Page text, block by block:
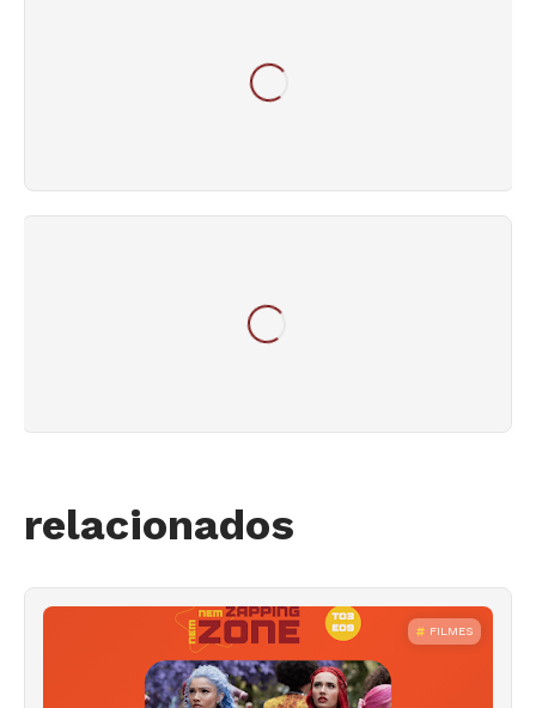
relacionados
FILMES